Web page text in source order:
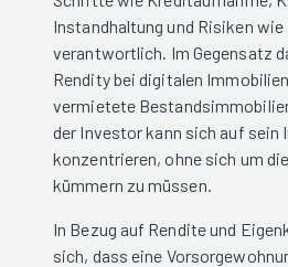
Instandhaltung und Risiken
verantwortlich. Im Gegensatz
Rendity bei digitalen
vermietete
der Investor kann sich auf sein
konzentrieren, ohne sich um
kümmern zu müssen.
In Bezug auf Rendite und
sich, dass eine